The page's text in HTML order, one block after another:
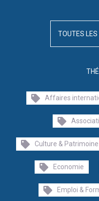
Affaires
Culture & Patrimoine
Economie
Emploi &
TOUTES